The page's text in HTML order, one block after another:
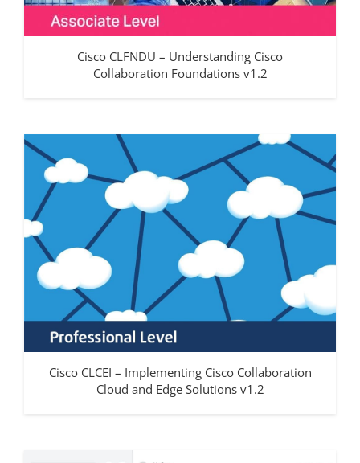
Cisco CLFNDU – Understanding Cisco
Collaboration Foundations v1.2
Cisco CLCEI – Implementing Cisco Collaboration
Cloud and Edge Solutions v1.2